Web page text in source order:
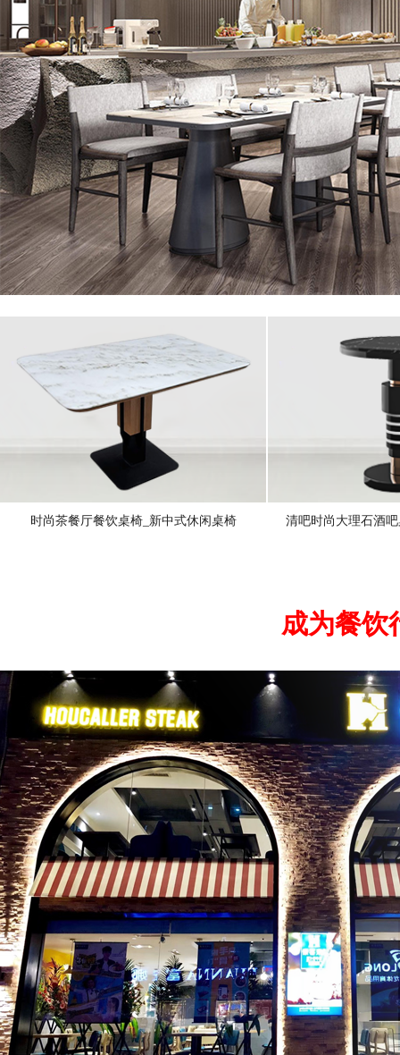
时尚茶餐厅餐饮桌椅_新中式休闲桌椅 清吧时尚大理石酒
成为餐饮